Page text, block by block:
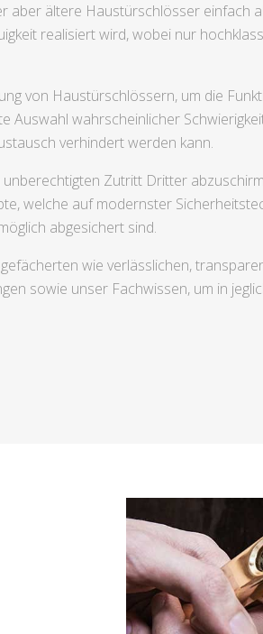
ältere Haustürschlösser einfach
realisiert wird, wobei nur
von Haustürschlössern, um die
Auswahl wahrscheinlicher
verhindert werden kann.
Zutritt Dritter
welche auf modernster
abgesichert sind.
wie verlässlichen,
sowie unser Fachwissen, um in